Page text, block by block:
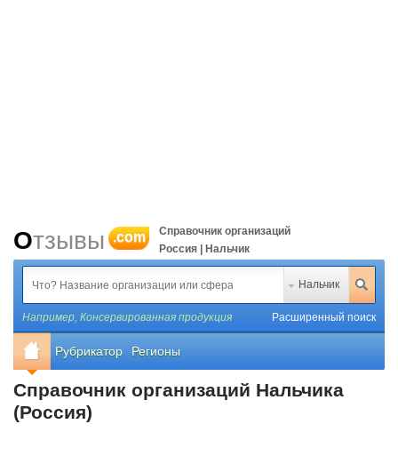
Отзывы .com
Справочник организаций
Россия | Нальчик
Нальчик
Например, Консервированная продукция Расширенный поиск
Рубрикатор Регионы
Справочник организаций Нальчика
(Россия)